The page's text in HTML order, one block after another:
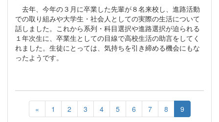
去年、今年の３月に卒業した先輩が８名来校し、進路活動
での取り組みや大学生・社会人としての実際の生活について
話しました。これから系列・科目選択や進路選択が迫られる
１年次生に、卒業生としての目線で高校生活の助言をしてく
れました。生徒にとっては、気持ちを引き締める機会にもな
ったようです。
« 1 2 3 4 5 6 7 8 9